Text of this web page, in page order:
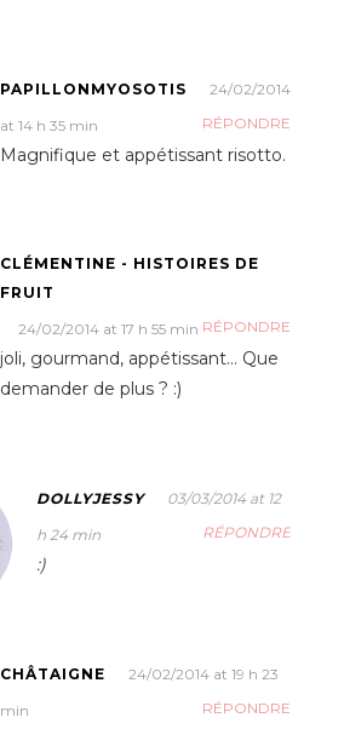
PAPILLONMYOSOTIS
24/02/2014
at 14 h 35 min
RÉPONDRE
Magnifique et appétissant risotto.
CLÉMENTINE - HISTOIRES DE
FRUIT
24/02/2014 at 17 h 55 min RÉPONDRE
joli, gourmand, appétissant… Que
demander de plus ? :)
DOLLYJESSY
03/03/2014 at 12
h 24 min
RÉPONDRE
:)
CHÂTAIGNE
24/02/2014 at 19 h 23
min
RÉPONDRE